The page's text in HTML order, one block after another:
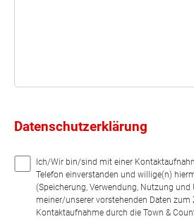
Datenschutzerklärung
Ich/Wir bin/sind mit einer
Telefon einverstanden und willige(n)
(Speicherung, Verwendung, Nutzung
meiner/unserer vorstehenden Daten zum
Kontaktaufnahme durch die Town &